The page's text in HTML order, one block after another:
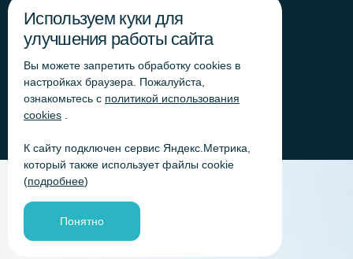
Согласие на обработку персональных данных
Политика обработки файлов cookie
Согласие на обработку персональных данных
«Яндекс.Метрика»
Согласие на обработку персональных данных для
получения рекламно-информационных рассылок
Используем куки для
улучшения работы сайта
Вы можете запретить обработку сookies в
настройках браузера. Пожалуйста,
ознакомьтесь с политикой использования
cookies
К сайту подключен сервис Яндекс.Метрика,
который также использует файлы cookie
(подробнее)
Понятно